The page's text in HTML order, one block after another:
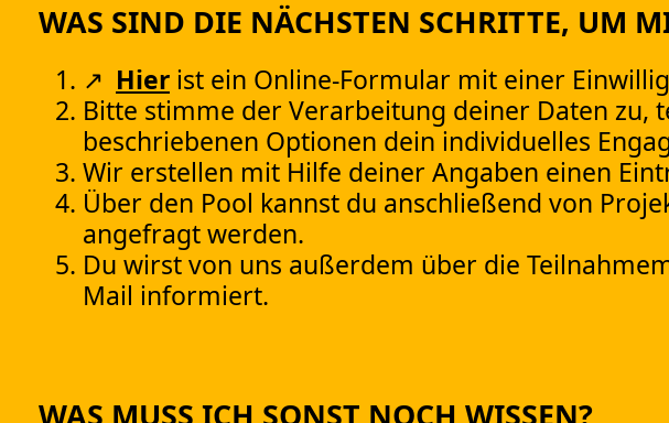
WAS SIND DIE NÄCHSTEN SCHRITTE, UM
Hier ist ein Online-Formular mit einer
Bitte stimme der Verarbeitung deiner Daten
beschriebenen Optionen dein individuelles
Wir erstellen mit Hilfe deiner Angaben einen
Über den Pool kannst du anschließend von
angefragt werden.
Du wirst von uns außerdem über die
Mail informiert.